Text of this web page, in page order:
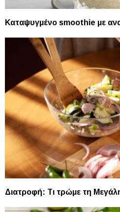
Καταψυγμένo smoothie με
Διατροφή: Τι τρώμε τη